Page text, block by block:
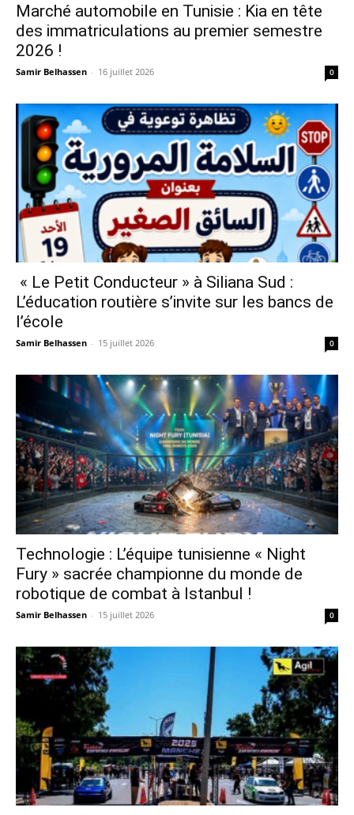
Marché automobile en Tunisie : Kia en tête
des immatriculations au premier semestre
2026 !
Samir Belhassen - 16 juillet 2026 0
« Le Petit Conducteur » à Siliana Sud :
L’éducation routière s’invite sur les bancs de
l’école
Samir Belhassen - 15 juillet 2026 0
Technologie : L’équipe tunisienne « Night
Fury » sacrée championne du monde de
robotique de combat à Istanbul !
Samir Belhassen - 15 juillet 2026 0